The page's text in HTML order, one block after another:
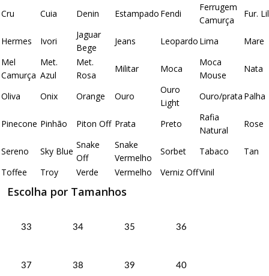
Cru
Cuia Denin Estampado Fendi
Ferrugem
Camurça
Fur.
Hermes Ivori
Jaguar
Bege
Jeans Leopardo Lima
Mare
Mel
Camurça
Met.
Azul
Met.
Rosa
Militar Moca
Moca
Mouse
Nata
Oliva Onix Orange Ouro
Ouro
Light
Ouro/prata Palha
Pinecone Pinhão Piton Off Prata Preto
Rafia
Natural
Rose
Sereno Sky Blue
Snake
Off
Snake
Vermelho
Sorbet Tabaco
Tan
Toffee
Troy Verde Vermelho Verniz OffVinil
Escolha por Tamanhos
33 34 35 36
37 38 39 40